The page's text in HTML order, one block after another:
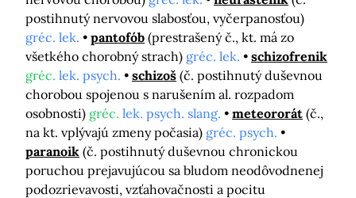
postihnutý nervovou slabosťou, vyčerpanosťou)
gréc. lek.
pantofób (prestrašený č., kt. má zo
všetkého chorobný strach) gréc. lek.
schizofrenik
gréc. lek. psych. schizoš (č. postihnutý duševnou
chorobou spojenou s narušením al. rozpadom
osobnosti) gréc. lek. psych. slang. meteororát (č.,
na kt. vplývajú zmeny počasia) gréc. psych.
paranoik (č. postihnutý duševnou chronickou
poruchou prejavujúcou sa bludom neodôvodnenej
podozrievavosti, vzťahovačnosti a pocitu